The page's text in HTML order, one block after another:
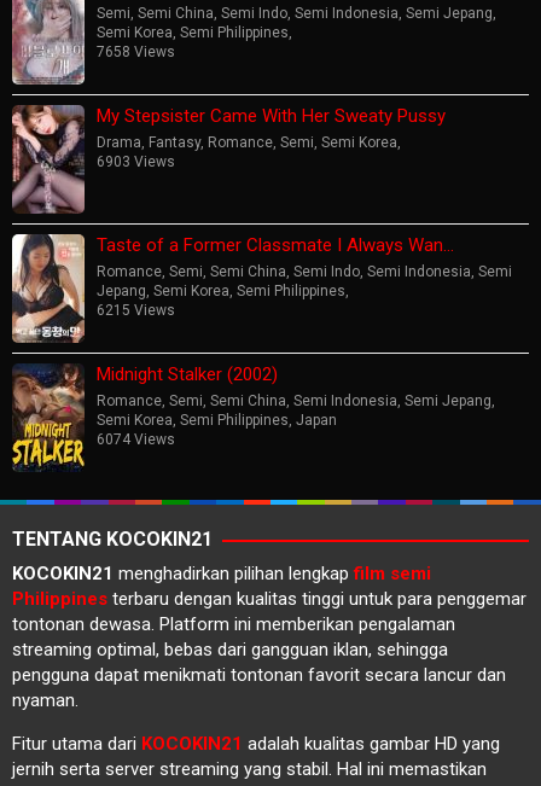
Semi, Semi China, Semi Indo, Semi Indonesia, Semi Jepang,
Semi Korea, Semi Philippines,
7658 Views
My Stepsister Came With Her Sweaty Pussy
Drama, Fantasy, Romance, Semi, Semi Korea,
6903 Views
Taste of a Former Classmate I Always Wan…
Romance, Semi, Semi China, Semi Indo, Semi Indonesia, Semi
Jepang, Semi Korea, Semi Philippines,
6215 Views
Midnight Stalker (2002)
Romance, Semi, Semi China, Semi Indonesia, Semi Jepang,
Semi Korea, Semi Philippines, Japan
6074 Views
TENTANG KOCOKIN21
KOCOKIN21 menghadirkan pilihan lengkapfilm semi
Philippines terbaru dengan kualitas tinggi untuk para penggemar
tontonan dewasa. Platform ini memberikan pengalaman
streaming optimal, bebas dari gangguan iklan, sehingga
pengguna dapat menikmati tontonan favorit secara lancur dan
nyaman.
Fitur utama dari KOCOKIN21 adalah kualitas gambar HD yang
jernih serta server streaming yang stabil. Hal ini memastikan